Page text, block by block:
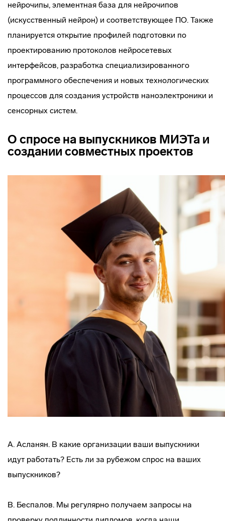
нейрочипы, элементная база для нейрочипов
(искусственный нейрон) и соответствующее ПО. Также
планируется открытие профилей подготовки по
проектированию протоколов нейросетевых
интерфейсов, разработка специализированного
программного обеспечения и новых технологических
процессов для создания устройств наноэлектроники и
сенсорных систем.
О спросе на выпускников МИЭТа и
создании совместных проектов
А. Асланян. В какие организации ваши выпускники
идут работать? Есть ли за рубежом спрос на ваших
выпускников?
В. Беспалов. Мы регулярно получаем запросы на